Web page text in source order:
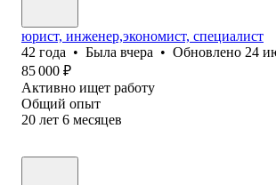
юрист, инженер,экономист, специалист
42 года • Была вчера • Обновлено 24
85 000 ₽
Активно ищет работу
Общий опыт
20 лет 6 месяцев